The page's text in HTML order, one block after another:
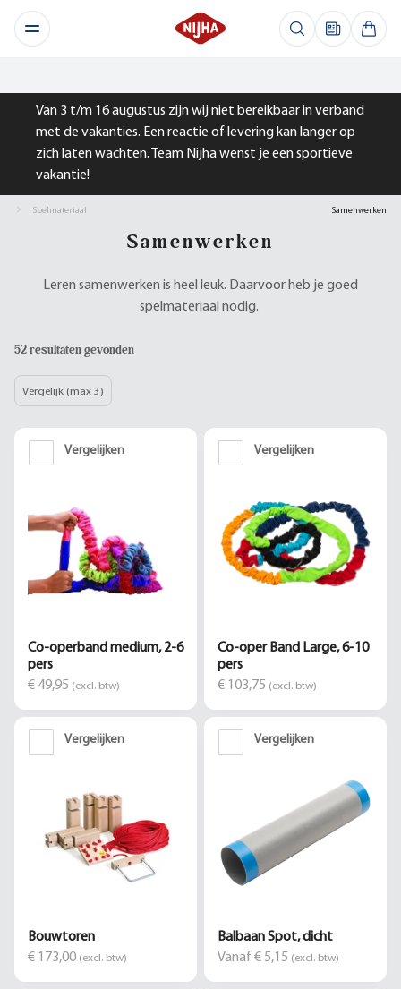
Van 3 t/m 16 augustus zijn wij niet bereikbaar in verband
met de vakanties. Een reactie of levering kan langer op
zich laten wachten. Team Nijha wenst je een sportieve
vakantie!
Spelmateriaal Samenwerken
Samenwerken
Leren samenwerken is heel leuk. Daarvoor heb je goed
spelmateriaal nodig.
52 resultaten gevonden
Vergelijk (max 3)
Vergelijken
Co-operband medium, 2-6
pers
€ 49,95 (excl. btw)
Vergelijken
Co-oper Band Large, 6-10
pers
€ 103,75 (excl. btw)
Vergelijken
Bouwtoren
€ 173,00 (excl. btw)
Vergelijken
Balbaan Spot, dicht
Vanaf € 5,15 (excl. btw)